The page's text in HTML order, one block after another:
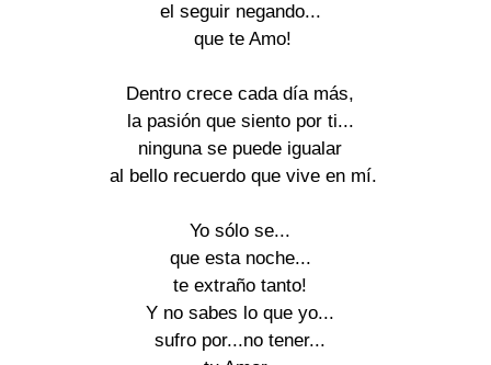
el seguir negando...
que te Amo!
Dentro crece cada día más,
la pasión que siento por ti...
ninguna se puede igualar
al bello recuerdo que vive en mí.
Yo sólo se...
que esta noche...
te extraño tanto!
Y no sabes lo que yo...
sufro por...no tener...